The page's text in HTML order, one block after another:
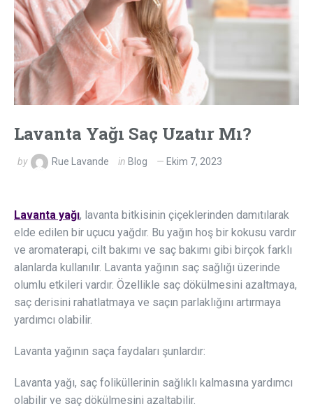
Lavanta Yağı Saç Uzatır Mı?
by Rue Lavande in Blog Ekim 7, 2023
Lavanta yağı, lavanta bitkisinin çiçeklerinden damıtılarak
elde edilen bir uçucu yağdır. Bu yağın hoş bir kokusu vardır
ve aromaterapi, cilt bakımı ve saç bakımı gibi birçok farklı
alanlarda kullanılır. Lavanta yağının saç sağlığı üzerinde
olumlu etkileri vardır. Özellikle saç dökülmesini azaltmaya,
saç derisini rahatlatmaya ve saçın parlaklığını artırmaya
yardımcı olabilir.
Lavanta yağının saça faydaları şunlardır:
Lavanta yağı, saç foliküllerinin sağlıklı kalmasına yardımcı
olabilir ve saç dökülmesini azaltabilir.